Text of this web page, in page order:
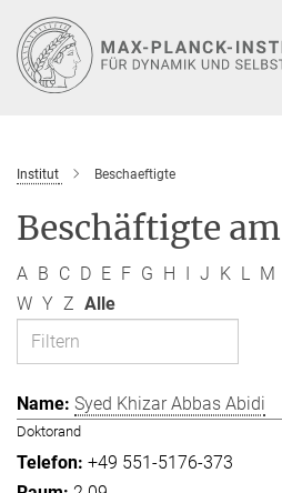
Hauptinhalt
Institut Beschaeftigte
Beschäftigte
A B C D E F G H I J K L M
W Y Z Alle
Syed Khizar Abbas Abidi
Doktorand
+49 551-5176-373